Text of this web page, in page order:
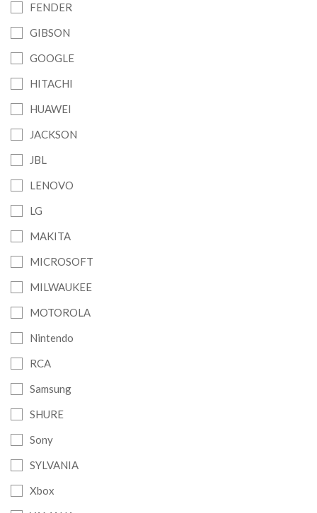
FENDER
GIBSON
GOOGLE
HITACHI
HUAWEI
JACKSON
JBL
LENOVO
LG
MAKITA
MICROSOFT
MILWAUKEE
MOTOROLA
Nintendo
RCA
Samsung
SHURE
Sony
SYLVANIA
Xbox